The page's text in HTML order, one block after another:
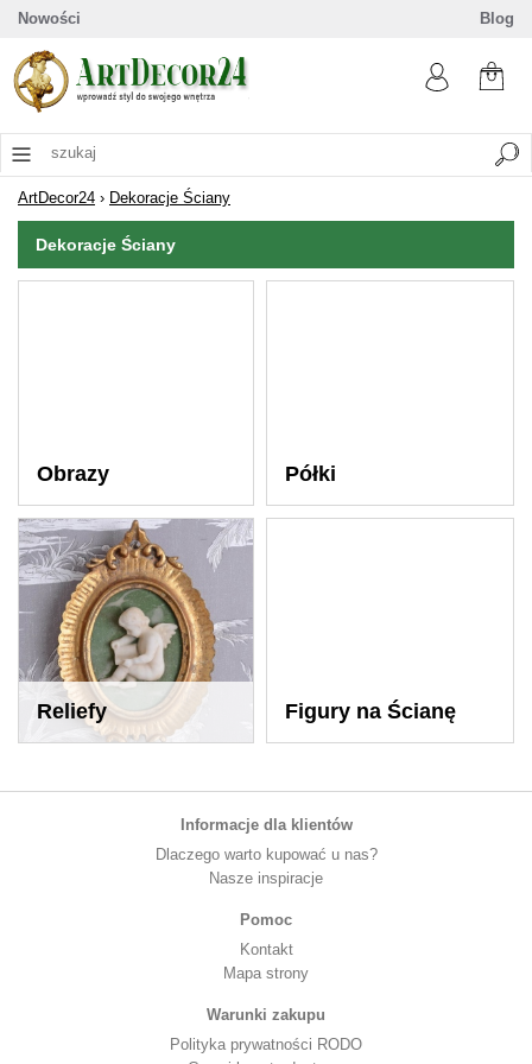
Nowości Blog
ArtDecor24 › Dekoracje Ściany
Dekoracje Ściany
Obrazy Półki
Reliefy Figury na Ścianę
Informacje dla klientów
Dlaczego warto kupować u nas?
Nasze inspiracje
Pomoc
Kontakt
Mapa strony
Warunki zakupu
Polityka prywatności RODO